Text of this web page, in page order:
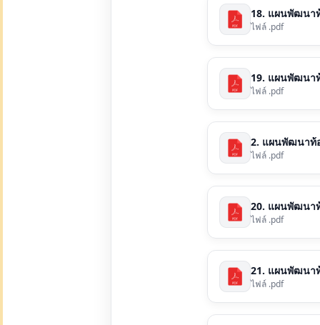
18. แผนพัฒนา
ไฟล์ .pdf
19. แผนพัฒนา
ไฟล์ .pdf
2. แผนพัฒนาท้
ไฟล์ .pdf
20. แผนพัฒนา
ไฟล์ .pdf
21. แผนพัฒนาท้
ไฟล์ .pdf